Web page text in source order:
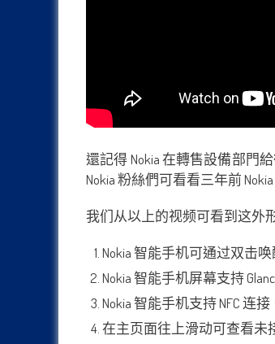
還記得 Nokia 在轉售設備部門
Nokia 粉絲們可看看三年前
我们从以上的视频可看到这外形
Nokia 智能手机可通过双击唤
Nokia 智能手机屏幕支持
Nokia 智能手机支持 NFC 连接
在主页面往上滑动可查看未